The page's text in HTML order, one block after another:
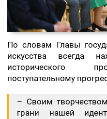
По словам Главы
искусства всегда
исторического
поступательному
– Своим
грани нашей